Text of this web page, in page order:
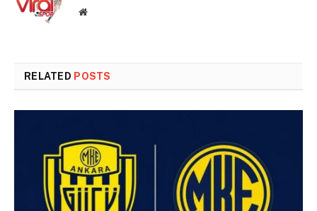
Website
RELATED POSTS